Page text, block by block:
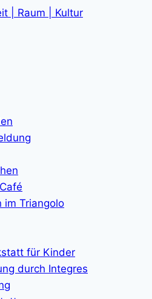
im Triangolo
für Kinder
durch Integres